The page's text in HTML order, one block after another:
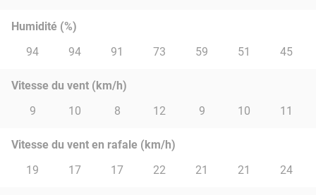
Humidité (%)
94
94 91 73 59 51 45
Vitesse du vent (km/h)
9
10 8 12 9 10 11
Vitesse du vent en rafale (km/h)
19
17 17 22 21 21 24